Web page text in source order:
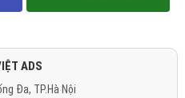
ADS
Đa, TP.Hà Nội